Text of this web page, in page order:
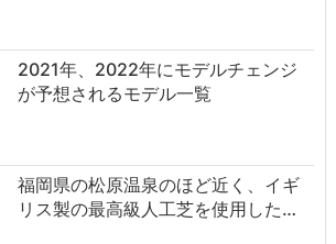
2021年、2022年にモデルチェンジ
が予想されるモデル一覧
福岡県の松原温泉のほど近く、イギ
リス製の最高級人工芝を使用した…